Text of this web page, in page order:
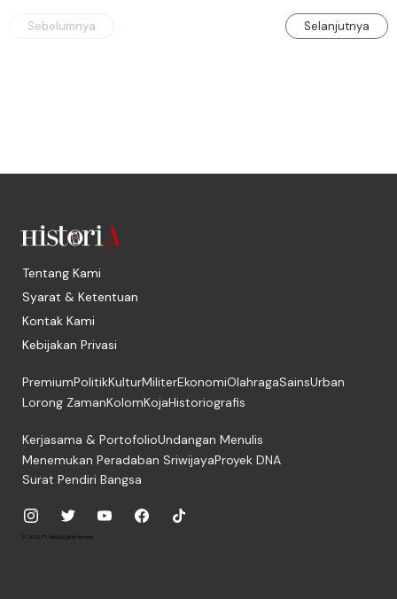
Sebelumnya Selanjutnya
Tentang Kami
Syarat & Ketentuan
Kontak Kami
Kebijakan Privasi
PremiumPolitikKulturMiliterEkonomiOlahragaSainsUrban
Lorong ZamanKolomKojaHistoriografis
Kerjasama & PortofolioUndangan Menulis
Menemukan Peradaban SriwijayaProyek DNA
Surat Pendiri Bangsa
© 2026, PT. Media Digital Historia.